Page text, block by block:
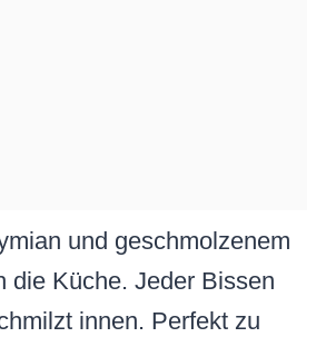
und geschmolzenem
die Küche. Jeder Bissen
innen. Perfekt zu